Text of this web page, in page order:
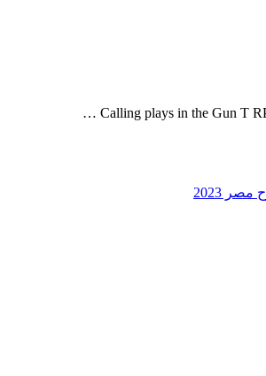
Calling plays in the Gun T